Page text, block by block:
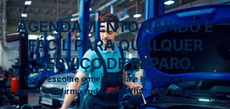
AGENDAMENTO RÁPIDO E
FÁCIL PARA QUALQUER
SERVIÇO DE REPARO.
Você escolhe o melhor dia e horário, e nossa
equipe confirma tudo pelo WhatsApp em poucos
minutos.